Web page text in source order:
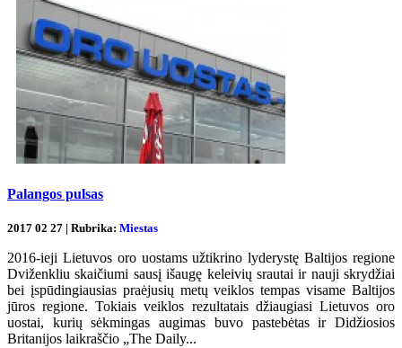
Palangos pulsas
2017 02 27 | Rubrika: Miestas
2016-ieji Lietuvos oro uostams užtikrino lyderystę Baltijos regione
Dviženkliu skaičiumi sausį išaugę keleivių srautai ir nauji skrydžiai
bei įspūdingiausias praėjusių metų veiklos tempas visame Baltijos
jūros regione. Tokiais veiklos rezultatais džiaugiasi Lietuvos oro
uostai, kurių sėkmingas augimas buvo pastebėtas ir Didžiosios
Britanijos laikraščio „The Daily...